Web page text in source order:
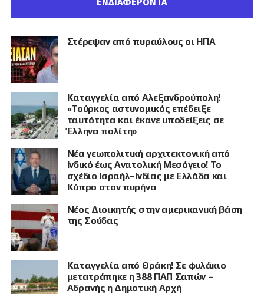
Στέρεψαν από πυραύλους οι ΗΠΑ
Καταγγελία από Αλεξανδρούπολη!
«Τούρκος αστυνομικός επέδειξε
ταυτότητα και έκανε υποδείξεις σε
Έλληνα πολίτη»
Νέα γεωπολιτική αρχιτεκτονική από
Ινδικό έως Ανατολική Μεσόγειο! Το
σχέδιο Ισραήλ–Ινδίας με Ελλάδα και
Κύπρο στον πυρήνα
Νέος Διοικητής στην αμερικανική βάση
της Σούδας
Καταγγελία από Θράκη! Σε φυλάκιο
μετατράπηκε η 388 ΠΑΠ Σαπών –
Αδρανής η Δημοτική Αρχή